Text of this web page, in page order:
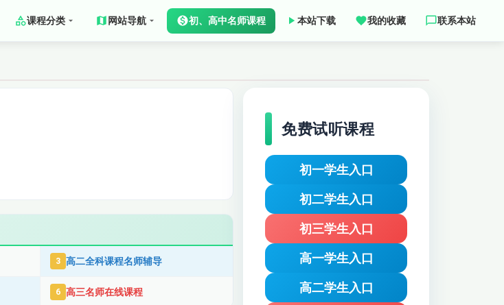
课程分类 网站导航 初、高中名师课程 本站下载 我的收藏 联系本站
3 高二全科课程名师辅导
6 高三名师在线课程
免费试听课程
初一学生入口
初二学生入口
初三学生入口
高一学生入口
高二学生入口